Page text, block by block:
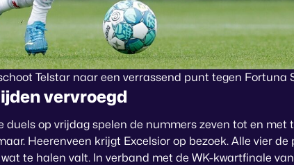
Telstar naar een verrassend punt tegen Fortuna
vervroegd
duels op vrijdag spelen de nummers zeven tot en met
Heerenveen krijgt Excelsior op bezoek. Alle vier
te halen valt. In verband met de WK-kwartfinale